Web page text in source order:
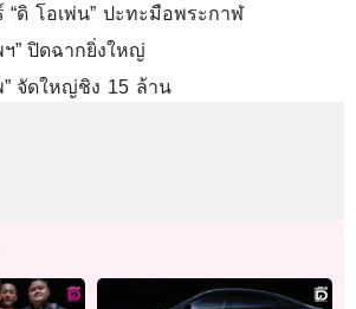
“ดิ โอเพ่น” ปะทะมือพระกาฬ
” ปิดฉากยิ่งใหญ่
จัดใหญ่ชิง 15 ล้าน